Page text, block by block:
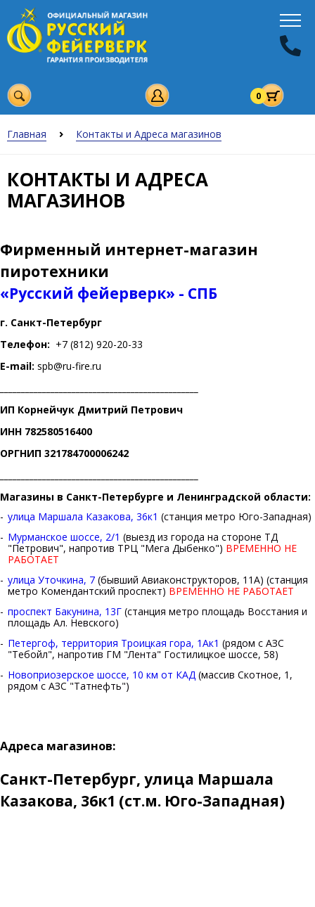
0
Главная Контакты и Адреса магазинов
КОНТАКТЫ И АДРЕСА
МАГАЗИНОВ
Фирменный интернет-магазин
пиротехники
«Русский фейерверк» - СПБ
г. Санкт-Петербург
Телефон: +7 (812) 920-20-33
E-mail: spb@ru-fire.ru
ИП Корнейчук Дмитрий Петрович
ИНН 782580516400
ОРГНИП 321784700006242
Магазины в Санкт-Петербурге и Ленинградской области:
улица Маршала Казакова, 36к1 (станция метро Юго-Западная)
Мурманское шоссе, 2/1 (выезд из города на стороне ТД
"Петрович", напротив ТРЦ "Мега Дыбенко") ВРЕМЕННО НЕ
РАБОТАЕТ
улица Уточкина, 7 (бывший Авиаконструкторов, 11А) (станция
метро Комендантский проспект) ВРЕМЕННО НЕ РАБОТАЕТ
проспект Бакунина, 13Г (станция метро площадь Восстания и
площадь Ал. Невского)
Петергоф, территория Троицкая гора, 1Ак1 (рядом с АЗС
"Тебойл", напротив ГМ "Лента" Гостилицкое шоссе, 58)
Новоприозерское шоссе, 10 км от КАД (массив Скотное, 1,
рядом с АЗС "Татнефть")
Адреса магазинов:
Санкт-Петербург, улица Маршала
Казакова, 36к1 (ст.м. Юго-Западная)